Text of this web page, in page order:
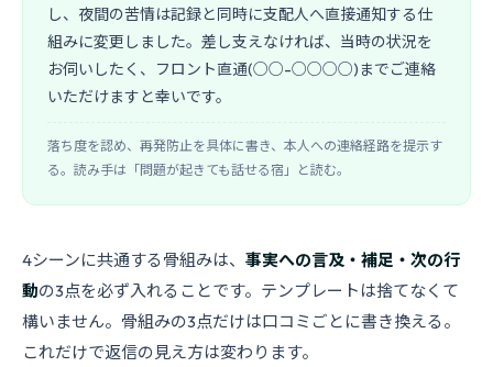
し、夜間の苦情は記録と同時に支配人へ直接通知する仕
組みに変更しました。差し支えなければ、当時の状況を
お伺いしたく、フロント直通(○○-○○○○)までご連絡
いただけますと幸いです。
落ち度を認め、再発防止を具体に書き、本人への連絡経路を提示す
る。読み手は「問題が起きても話せる宿」と読む。
4シーンに共通する骨組みは、 事実への言及・補足・次の行
動の3点を必ず入れることです。テンプレートは捨てなくて
構いません。骨組みの3点だけは口コミごとに書き換える。
これだけで返信の見え方は変わります。